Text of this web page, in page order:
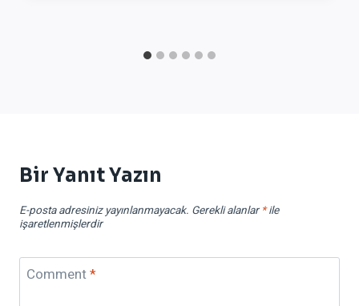
Bir Yanıt Yazın
E-posta adresiniz yayınlanmayacak. Gerekli alanlar *ile
işaretlenmişlerdir
Comment*